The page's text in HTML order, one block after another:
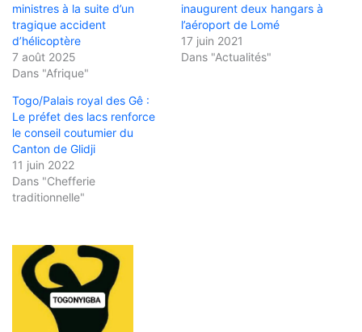
ministres à la suite d’un
tragique accident
d’hélicoptère
7 août 2025
Dans "Afrique"
inaugurent deux hangars à
l’aéroport de Lomé
17 juin 2021
Dans "Actualités"
Togo/Palais royal des Gê :
Le préfet des lacs renforce
le conseil coutumier du
Canton de Glidji
11 juin 2022
Dans "Chefferie
traditionnelle"